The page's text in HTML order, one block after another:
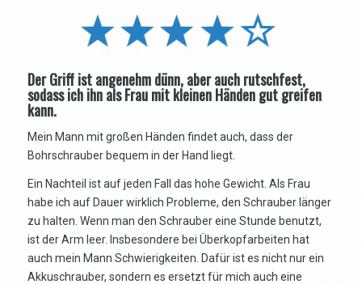
Der Griff ist angenehm dünn, aber auch rutschfest,
sodass ich ihn als Frau mit kleinen Händen gut greifen
kann.
Mein Mann mit großen Händen findet auch, dass der
Bohrschrauber bequem in der Hand liegt.
Ein Nachteil ist auf jeden Fall das hohe Gewicht. Als Frau
habe ich auf Dauer wirklich Probleme, den Schrauber länger
zu halten. Wenn man den Schrauber eine Stunde benutzt,
ist der Arm leer. Insbesondere bei Überkopfarbeiten hat
auch mein Mann Schwierigkeiten. Dafür ist es nicht nur ein
Akkuschrauber, sondern es ersetzt für mich auch eine